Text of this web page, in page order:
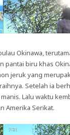
Okinawa,
pantai biru khas
jeruk yang
Setelah ia
Lalu waktu
Amerika Serikat.